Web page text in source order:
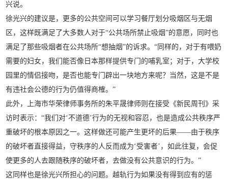
兴说。
徐光兴的建议是，更多的公共空间可以学习餐厅划分吸烟区与无烟
区，这样既满足了大多数人对于“公共场所禁止吸烟”的意愿，同时也
满足了那些吸烟者在公共场所“想抽烟”的诉求。“同样的，对于有喂奶
需要的妇女，我们能否像日本那样提供专门的哺乳室；对于，大学校
园里的情侣接吻，是否也能专门辟出一块地方来呢？当然，这是不是
有违社会公德的行为仍值得商榷。”
此外，上海市华荣律师事务所的朱平晟律师则在接受《新民周刊》采
访时表示：“我们对‘不道德’行为的无视和容忍，也是造成公共秩序严
重破坏的根本原因之一。这样做还可能产生更坏的后果——由于秩序
的破坏者直接得益，守秩序的人反而成为‘受害者’，如此往复，会促
使更多的人去跟随秩序的破坏者，去做没有公共意识的行为。”
这同样也是徐光兴所担心的问题。越轨行为如果没有得到应有的惩